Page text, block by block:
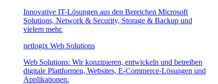
Innovative IT-Lösungen aus den Bereichen Microsoft
Solutions, Network & Security, Storage & Backup und
vielem mehr.
netlogix Web Solutions
Web Solutions: Wir konzipieren, entwickeln und betreiben
digitale Plattformen, Websites, E-Commerce-Lösungen und
Applikationen.